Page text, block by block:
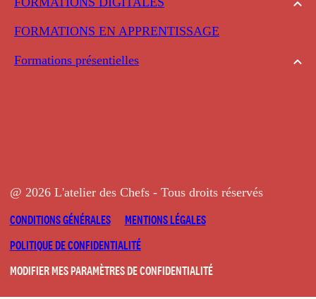
FORMATIONS EN APPRENTISSAGE
Formations présentielles
@ 2026 L'atelier des Chefs - Tous droits réservés
CONDITIONS GÉNÉRALES
MENTIONS LÉGALES
POLITIQUE DE CONFIDENTIALITÉ
MODIFIER MES PARAMÈTRES DE CONFIDENTIALITÉ